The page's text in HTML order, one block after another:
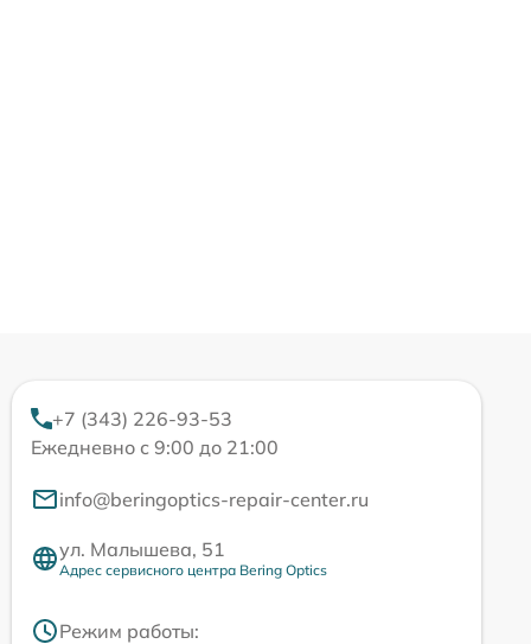
+7 (343) 226-93-53
Ежедневно с 9:00 до 21:00
info@beringoptics-repair-center.ru
ул. Малышева, 51
Адрес сервисного центра Bering Optics
Режим работы: